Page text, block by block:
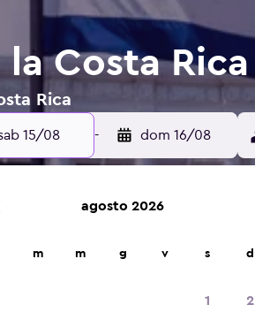
la Costa Rica
Rica
15/08 - dom 16/08
e alloggi.
agosto 2026
m m g v s d
1 2